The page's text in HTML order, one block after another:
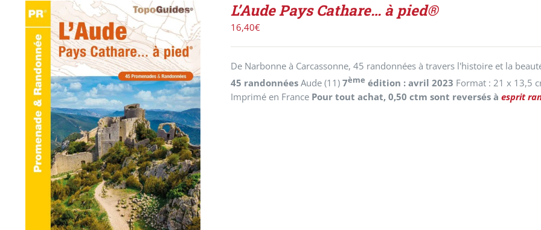
AJOUTER AU PANIER / DÉTAILS
L’Aude Pays Cathare… à pied®
16,40€
De Narbonne à Carcassonne, 45 randonnées à travers l'histoire et la
45 randonnées Aude (11)7ème édition : avril 2023 Format : 21 x 13,5
Imprimé en France Pour tout achat, 0,50 ctm sont reversés àesprit